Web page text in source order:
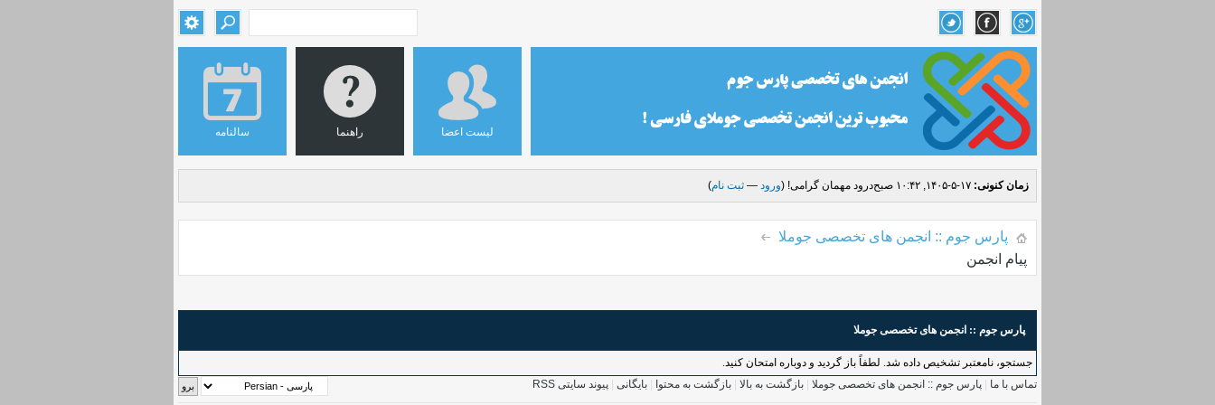
سالنامه راهنما لیست اعضا
زمان کنونی: ۱۷-۵-۱۴۰۵, ۱۰:۴۲ صبح درود مهمان گرامی! (ورود — ثبت نام)
پارس جوم :: انجمن های تخصصی جوملا
پیام انجمن
پارس جوم :: انجمن های تخصصی جوملا
جستجو، نامعتبر تشخیص داده شد. لطفاً باز گردید و دوباره امتحان کنید.
تماس با ما
پارس جوم :: انجمن های تخصصی جوملا بازگشت به بالا بازگشت به محتوا بایگانی پیوند سایتی RSS